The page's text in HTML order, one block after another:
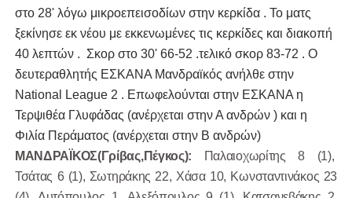
στο 28' λόγω μικροεπεισοδίων στην κερκίδα . Το ματς
ξεκίνησε εκ νέου με εκκενωμένες τις κερκίδες και διακοπή
40 λεπτών . Σκορ στο 30' 66-52 .τελικό σκορ 83-72 . Ο
δευτεραθλητής ΕΣΚΑΝΑ Μανδραϊκός ανήλθε στην
National League 2 . Επωφελούνται στην ΕΣΚΑΝΑ η
Τερψιθέα Γλυφάδας (ανέρχεται στην Α ανδρών ) και η
Φιλία Περάματος (ανέρχεται στην Β ανδρών)
ΜΑΝΔΡΑΪΚΟΣ(Γρίβας,Πέγκος): Παλαιοχωρίτης 8 (1),
Τσάτας 6 (1), Σωτηράκης 22, Χάσα 10, Κωνσταντινάκος 23